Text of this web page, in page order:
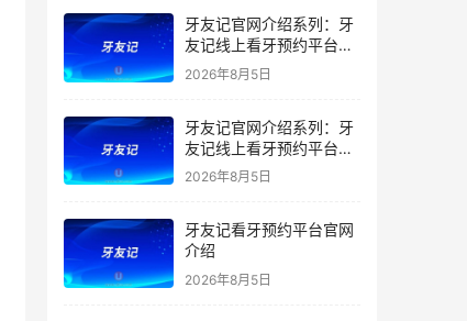
牙友记官网介绍系列：牙
友记线上看牙预约平台落
地同城就诊经验打破未知
2026年8月5日
牙友记官网介绍系列：牙
友记线上看牙预约平台的
优势在哪里？
2026年8月5日
牙友记看牙预约平台官网
介绍
2026年8月5日